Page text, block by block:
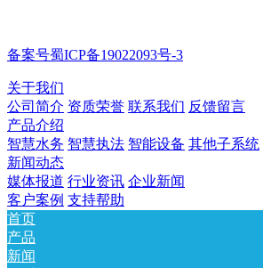
备案号蜀ICP备19022093号-3
关于我们
公司简介 资质荣誉 联系我们 反馈留言
产品介绍
智慧水务 智慧执法 智能设备 其他子系统
新闻动态
媒体报道 行业资讯 企业新闻
客户案例 支持帮助
首页
产品
新闻